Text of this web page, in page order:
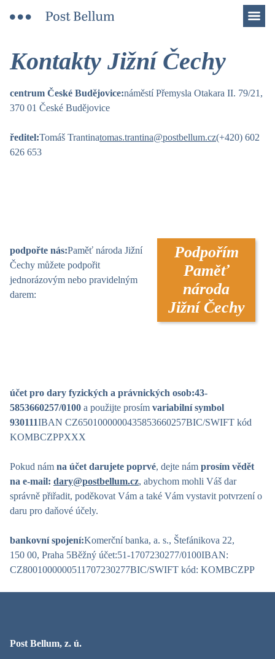
Kontakty Jižní Čechy
centrum České Budějovice:náměstí Přemysla Otakara II. 79/21,
370 01 České Budějovice
ředitel:Tomáš Trantinatomas.trantina@postbellum.cz(+420) 602
626 653
podpořte nás:Paměť národa Jižní
Čechy můžete podpořit
jednorázovým nebo pravidelným
darem:
Podpořím
Paměť
národa
Jižní Čechy
účet pro dary fyzických a právnických osob:43-
5853660257/0100 a použijte prosím variabilní symbol
930111IBAN CZ6501000000435853660257BIC/SWIFT kód
KOMBCZPPXXX
Pokud nám na účet darujete poprvé, dejte nám prosím vědět
na e-mail: dary@postbellum.cz, abychom mohli Váš dar
správně přiřadit, poděkovat Vám a také Vám vystavit potvrzení o
daru pro daňové účely.
bankovní spojení:Komerční banka, a. s., Štefánikova 22,
150 00, Praha 5Běžný účet:51-1707230277/0100IBAN:
CZ8001000000511707230277BIC/SWIFT kód: KOMBCZPP
Post Bellum, z. ú.